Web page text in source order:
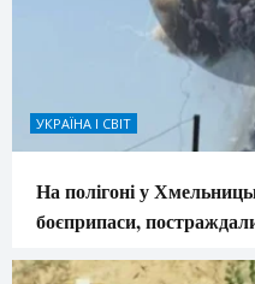
УКРАЇНА І СВІТ
На полігоні у
боєприпаси,